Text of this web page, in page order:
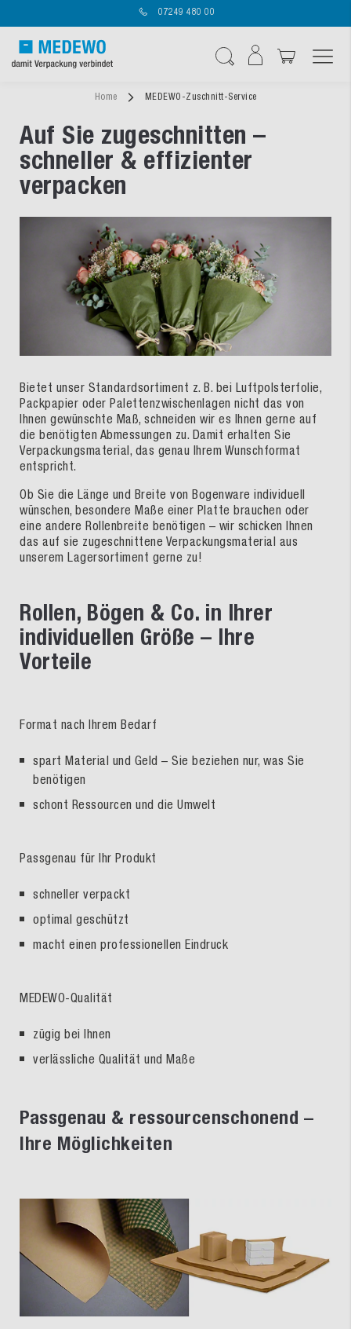
07249 480 00
Home MEDEWO-Zuschnitt-Service
Auf Sie zugeschnitten –
schneller & effizienter
verpacken
Bietet unser Standardsortiment z. B. bei Luftpolsterfolie,
Packpapier oder Palettenzwischenlagen nicht das von
Ihnen gewünschte Maß, schneiden wir es Ihnen gerne auf
die benötigten Abmessungen zu. Damit erhalten Sie
Verpackungsmaterial, das genau Ihrem Wunschformat
entspricht.
Ob Sie die Länge und Breite von Bogenware individuell
wünschen, besondere Maße einer Platte brauchen oder
eine andere Rollenbreite benötigen – wir schicken Ihnen
das auf sie zugeschnittene Verpackungsmaterial aus
unserem Lagersortiment gerne zu!
Rollen, Bögen & Co. in Ihrer
individuellen Größe – Ihre
Vorteile
Format nach Ihrem Bedarf
spart Material und Geld – Sie beziehen nur, was Sie
benötigen
schont Ressourcen und die Umwelt
Passgenau für Ihr Produkt
schneller verpackt
optimal geschützt
macht einen professionellen Eindruck
MEDEWO-Qualität
zügig bei Ihnen
verlässliche Qualität und Maße
Passgenau & ressourcenschonend –
Ihre Möglichkeiten